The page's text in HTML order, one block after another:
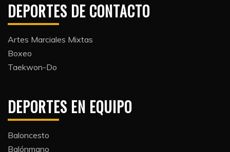
DEPORTES DE CONTACTO
Artes Marciales Mixtas
Boxeo
Taekwon-Do
DEPORTES EN EQUIPO
Baloncesto
Balónmano